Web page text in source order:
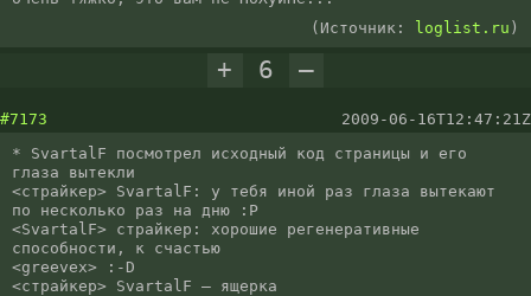
(Источник: loglist.ru )
+ 6 –
#7173
2009-06-16T12:47:21Z
* SvartalF посмотрел исходный код страницы и его
глаза вытекли
<страйкер> SvartalF: у тебя иной раз глаза вытекают
по несколько раз на дню :P
<SvartalF> страйкер: хорошие регенеративные
способности, к счастью
<greevex> :-D
<страйкер> SvartalF — ящерка